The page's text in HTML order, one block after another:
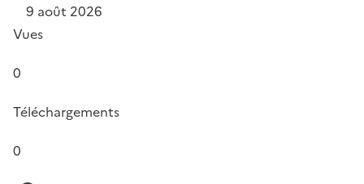
9 août 2026
Vues
0
Téléchargements
0